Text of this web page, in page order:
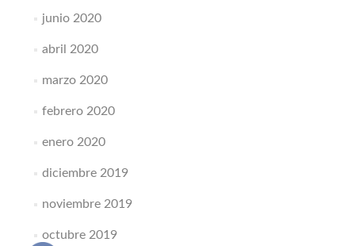
junio 2020
abril 2020
marzo 2020
febrero 2020
enero 2020
diciembre 2019
noviembre 2019
octubre 2019